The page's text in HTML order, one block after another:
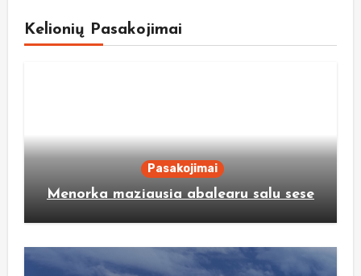
Kelionių Pasakojimai
Pasakojimai
Menorka maziausia abalearu salu sese